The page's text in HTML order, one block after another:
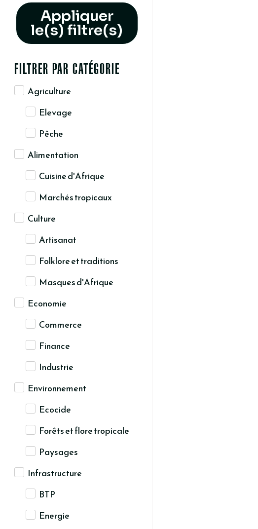
Appliquer
le(s) filtre(s)
FILTRER PAR CATÉGORIE
Agriculture
Elevage
Pêche
Alimentation
Cuisine d'Afrique
Marchés tropicaux
Culture
Artisanat
Folklore et traditions
Masques d'Afrique
Economie
Commerce
Finance
Industrie
Environnement
Ecocide
Forêts et flore tropicale
Paysages
Infrastructure
BTP
Energie